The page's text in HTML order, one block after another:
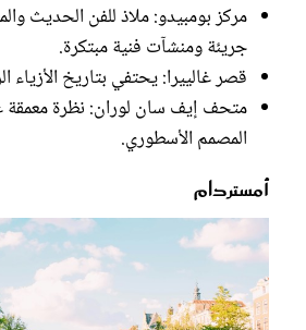
مركز بومبيدو: ملاذ للفن الحديث
جريئة ومنشآت فنية مبتكرة.
قصر غالييرا: يحتفي بتاريخ الأزياء
متحف إيف سان لوران: نظرة معمقة
المصمم الأسطوري.
أمستردام